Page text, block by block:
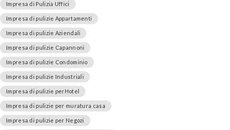
Impresa di Pulizia Uffici
Impresa di pulizie Appartamenti
Impresa di pulizie Aziendali
Impresa di pulizie Capannoni
Impresa di pulizie Condominio
Impresa di pulizie Industriali
Impresa di pulizie perHotel
Impresa di pulizie per muratura casa
Impresa di pulizie per Negozi